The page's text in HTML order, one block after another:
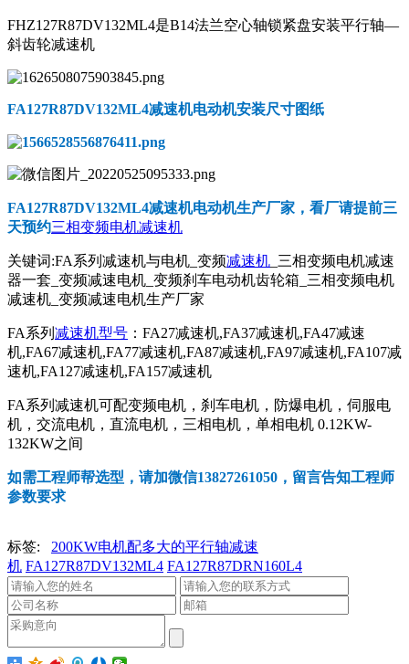
FHZ127R87DV132ML4是B14法兰空心轴锁紧盘安装平行轴—
斜齿轮减速机
FA127R87DV132ML4减速机电动机安装尺寸图纸
FA127R87DV132ML4减速机电动机生产厂家，看厂请提前三
天预约三相变频电机减速机
关键词:FA系列减速机与电机_变频减速机 _三相变频电机减速
器一套_变频减速电机_变频刹车电动机齿轮箱_三相变频电机
减速机_变频减速电机生产厂家
FA系列 减速机型号 ：FA27减速机,FA37减速机,FA47减速
机,FA67减速机,FA77减速机,FA87减速机,FA97减速机,FA107减
速机,FA127减速机,FA157减速机
FA系列减速机可配变频电机，刹车电机，防爆电机，伺服电
机，交流电机，直流电机，三相电机，单相电机 0.12KW-
132KW之间
如需工程师帮选型，请加微信13827261050，留言告知工程师
参数要求
标签:
200KW电机配多大的平行轴减速
机 FA127R87DV132ML4 FA127R87DRN160L4